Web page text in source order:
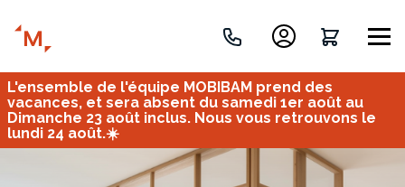
Créez votre projet de A à Z
L'ensemble de l'équipe MOBIBAM prend des
vacances, et sera absent du samedi 1er août au
Dimanche 23 août inclus. Nous vous retrouvons le
lundi 24 août.☀️